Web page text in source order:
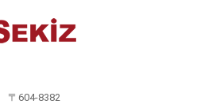
〒604-8382